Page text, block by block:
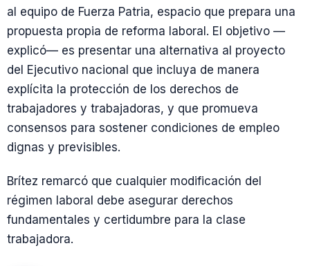
al equipo de Fuerza Patria, espacio que prepara una
propuesta propia de reforma laboral. El objetivo —
explicó— es presentar una alternativa al proyecto
del Ejecutivo nacional que incluya de manera
explícita la protección de los derechos de
trabajadores y trabajadoras, y que promueva
consensos para sostener condiciones de empleo
dignas y previsibles.
Brítez remarcó que cualquier modificación del
régimen laboral debe asegurar derechos
fundamentales y certidumbre para la clase
trabajadora.